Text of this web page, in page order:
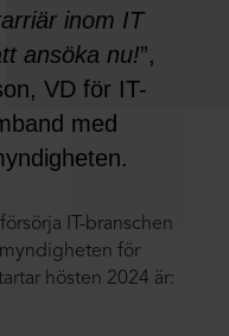
inom IT
ansöka nu!”,
VD för IT-
med
IT-branschen
för
hösten 2024 är: